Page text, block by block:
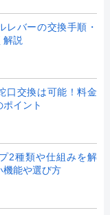
レバーの交換手順・
解説
口交換は可能！料金
イント
2種類や仕組みを解
機能や選び方